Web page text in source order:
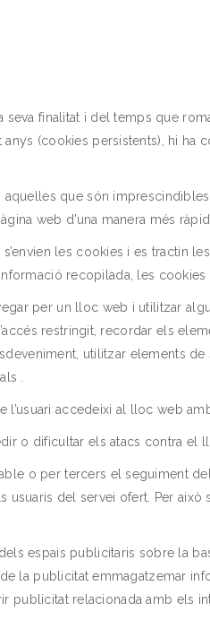
finalitat i del temps que
(cookies persistents), hi
aquelles que són
web d’una manera més
les cookies i es tractin
recopilada, les
per un lloc web i utilitzar
restringit, recordar els
utilitzar elements
.
l’usuari accedeixi al lloc web
o dificultar els atacs contra el
o per tercers el seguiment
usuaris del servei ofert. Per
espais publicitaris sobre la
la publicitat emmagatzemar
publicitat relacionada amb els